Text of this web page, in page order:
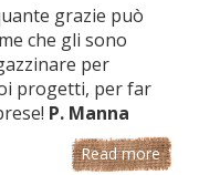
grazie può
che gli sono
per
progetti, per far
P. Manna
Read more